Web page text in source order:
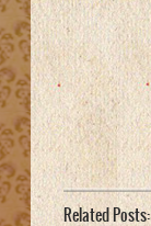
Related Posts: